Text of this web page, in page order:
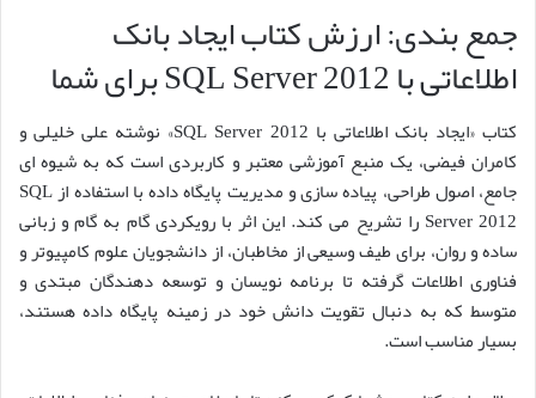
جمع بندی: ارزش کتاب ایجاد بانک
اطلاعاتی با SQL Server 2012 برای شما
کتاب «ایجاد بانک اطلاعاتی با SQL Server 2012» نوشته علی خلیلی و
کامران فیضی، یک منبع آموزشی معتبر و کاربردی است که به شیوه ای
جامع، اصول طراحی، پیاده سازی و مدیریت پایگاه داده با استفاده از SQL
Server 2012 را تشریح می کند. این اثر با رویکردی گام به گام و زبانی
ساده و روان، برای طیف وسیعی از مخاطبان، از دانشجویان علوم کامپیوتر و
فناوری اطلاعات گرفته تا برنامه نویسان و توسعه دهندگان مبتدی و
متوسط که به دنبال تقویت دانش خود در زمینه پایگاه داده هستند،
بسیار مناسب است.